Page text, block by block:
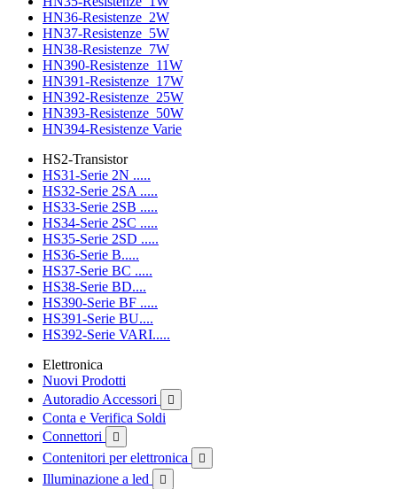
HN36-Resistenze_2W
HN37-Resistenze_5W
HN38-Resistenze_7W
HN390-Resistenze_11W
HN391-Resistenze_17W
HN392-Resistenze_25W
HN393-Resistenze_50W
HN394-Resistenze Varie
HS2-Transistor
HS31-Serie 2N .....
HS32-Serie 2SA .....
HS33-Serie 2SB .....
HS34-Serie 2SC .....
HS35-Serie 2SD .....
HS36-Serie B.....
HS37-Serie BC .....
HS38-Serie BD....
HS390-Serie BF .....
HS391-Serie BU....
HS392-Serie VARI.....
Elettronica
Nuovi Prodotti
Autoradio Accessori

Conta e Verifica Soldi
Connettori

Contenitori per elettronica 
Illuminazione a led 